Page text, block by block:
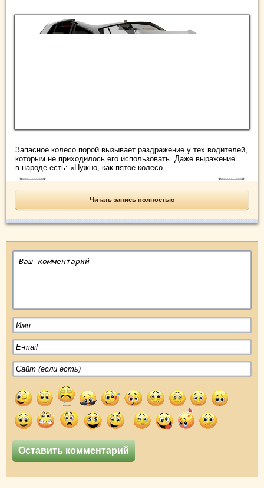
Запасное колесо порой вызывает раздражение у тех водителей,
которым не приходилось его использовать. Даже выражение
в народе есть: «Нужно, как пятое колесо ...
Читать запись полностью